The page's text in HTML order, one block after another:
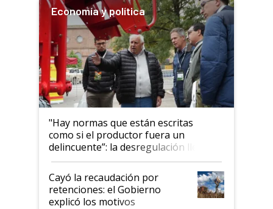
Economía y política
"Hay normas que están escritas
como si el productor fuera un
delincuente”: la desregulación llegó
al Congreso Aapresid y hasta se
habló del financiamiento al IPCVA
Cayó la recaudación por
retenciones: el Gobierno
explicó los motivos